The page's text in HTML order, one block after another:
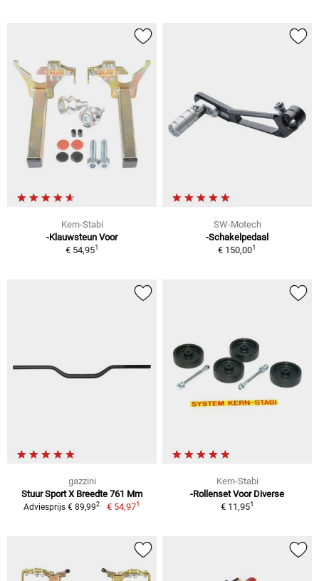
Kern-Stabi
-Klauwsteun Voor
€ 54,951
SW-Motech
-Schakelpedaal
€ 150,001
gazzini
Stuur Sport X Breedte 761 Mm
Adviesprijs € 89,992 € 54,971
Kern-Stabi
-Rollenset Voor Diverse
€ 11,951